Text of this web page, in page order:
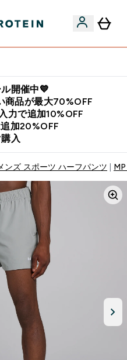
開催中💙
商品が最大70%OFF
力で追加10%OFF
加20%OFF
入
ンズ スポーツ ハーフパンツ